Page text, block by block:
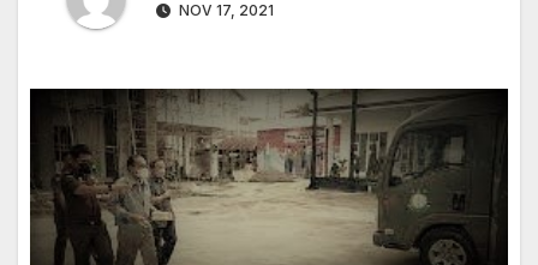
NOV 17, 2021